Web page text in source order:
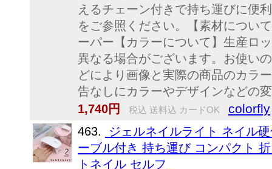
えるチェーン付きで持ち運びに便
をご参照ください。【素材につい
ーパー【カラーについて】生産ロ
異なる場合がございます。お使い
どにより画像と実際の商品のカラ
告なしにカラーやデザインなどの
1,740円
税込 送料込 カードOK colorfly
463.
ジェルネイルライト ネイル
ーブル付き 持ち運び コンパクト
トネイル セルフ